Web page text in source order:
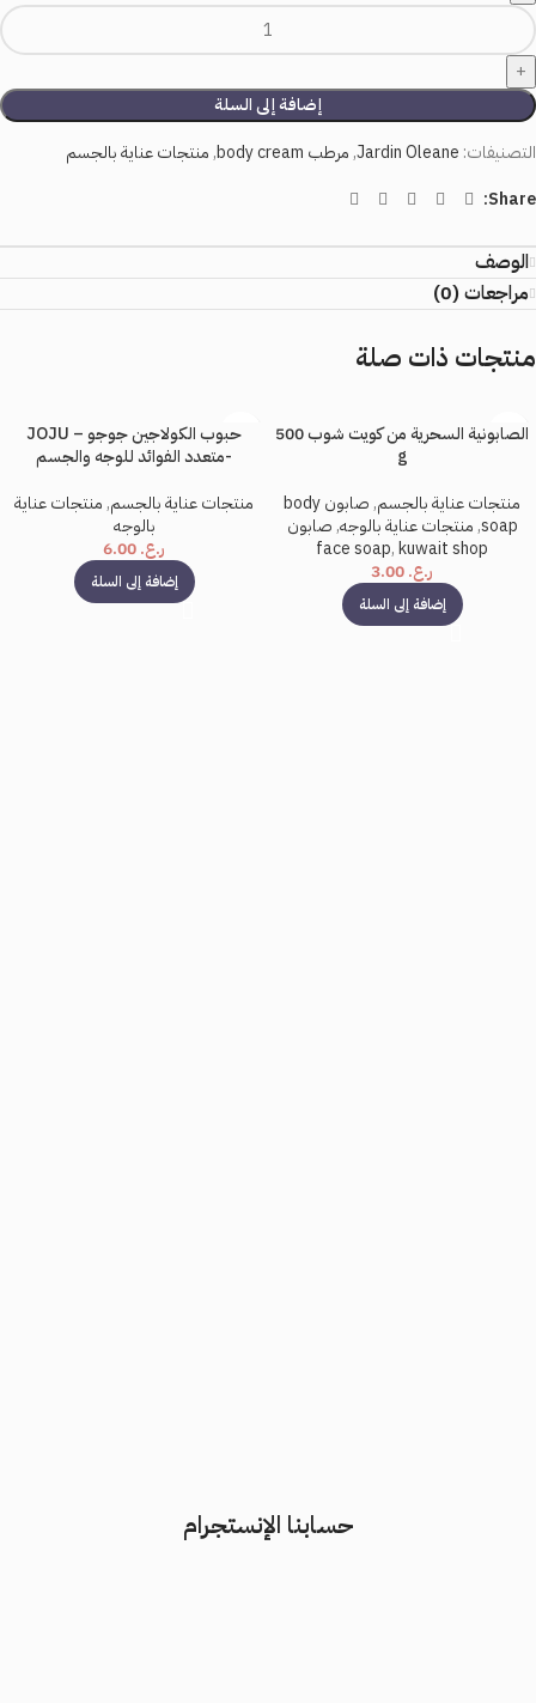
إضافة إلى السلة
التصنيفات: Jardin Oleane
,مرطب body cream ,منتجات عناية بالجسم
Share:
الوصف
مراجعات (0)
منتجات ذات صلة
الصابونية السحرية من كويت شوب 500
g
منتجات عناية بالجسم,
صابون body
soap
,منتجات عناية بالوجه,صابون
face soap,kuwait shop
ر.ع.
إضافة إلى السلة
حبوب الكولاجين جوجو – JOJU
-متعدد الفوائد للوجه والجسم
منتجات عناية بالجسم,منتجات عناية
بالوجه
ر.ع.
إضافة إلى السلة
حسابنا الإنستجرام